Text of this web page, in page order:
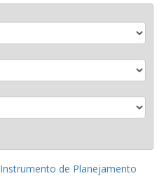
Instrumento de Planejamento